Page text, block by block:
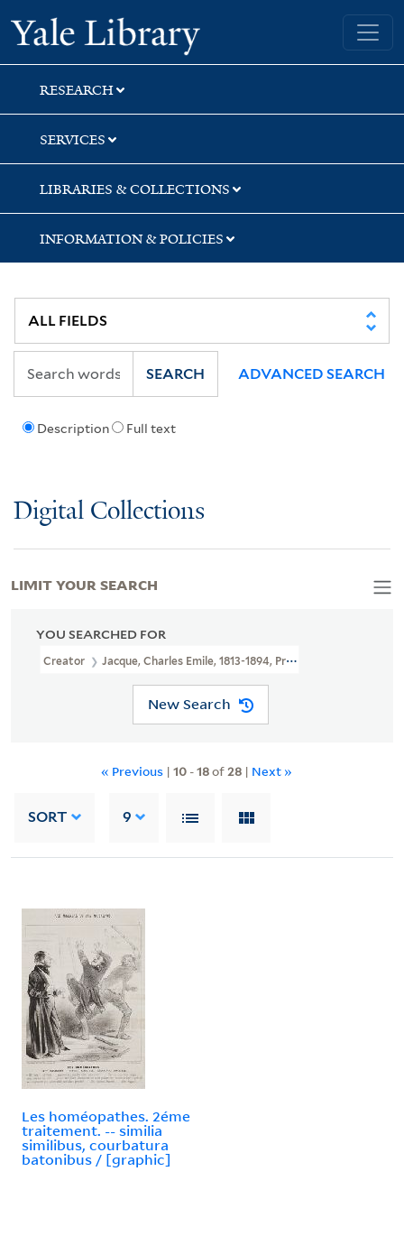
Skip
to
search
Skip
to
main
content
Skip
to
first
result
Yale University Library
RESEARCH
SERVICES
LIBRARIES & COLLECTIONS
INFORMATION & POLICIES
Description Full text
SEARCH ADVANCED SEARCH
Digital Collections
YOU SEARCHED FOR
Creator Jacque, Charles Emile, 1813-1894, Printmaker
New Search
« Previous | 10 -18of28 | Next »
SORT 9
Les homéopathes. 2éme
traitement. -- similia
similibus, courbatura
batonibus / [graphic]
LIMIT YOUR SEARCH